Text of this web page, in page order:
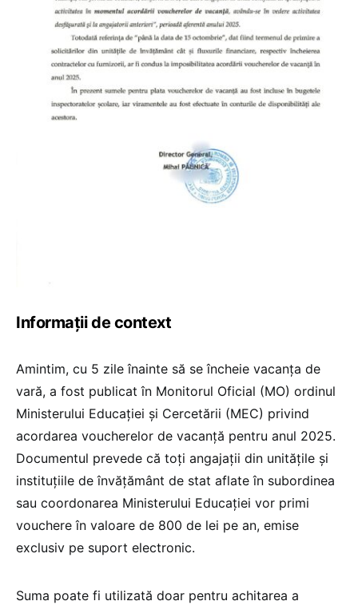
Informații de context
Amintim, cu 5 zile înainte să se încheie vacanța de
vară, a fost publicat în Monitorul Oficial (MO) ordinul
Ministerului Educației și Cercetării (MEC) privind
acordarea voucherelor de vacanță pentru anul 2025.
Documentul prevede că toți angajații din unitățile și
instituțiile de învățământ de stat aflate în subordinea
sau coordonarea Ministerului Educației vor primi
vouchere în valoare de 800 de lei pe an, emise
exclusiv pe suport electronic.
Suma poate fi utilizată doar pentru achitarea a